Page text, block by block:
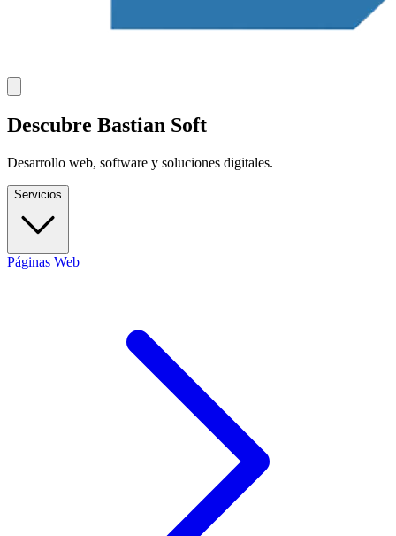
Descubre Bastian Soft
Desarrollo web, software y soluciones digitales.
Servicios
Páginas Web